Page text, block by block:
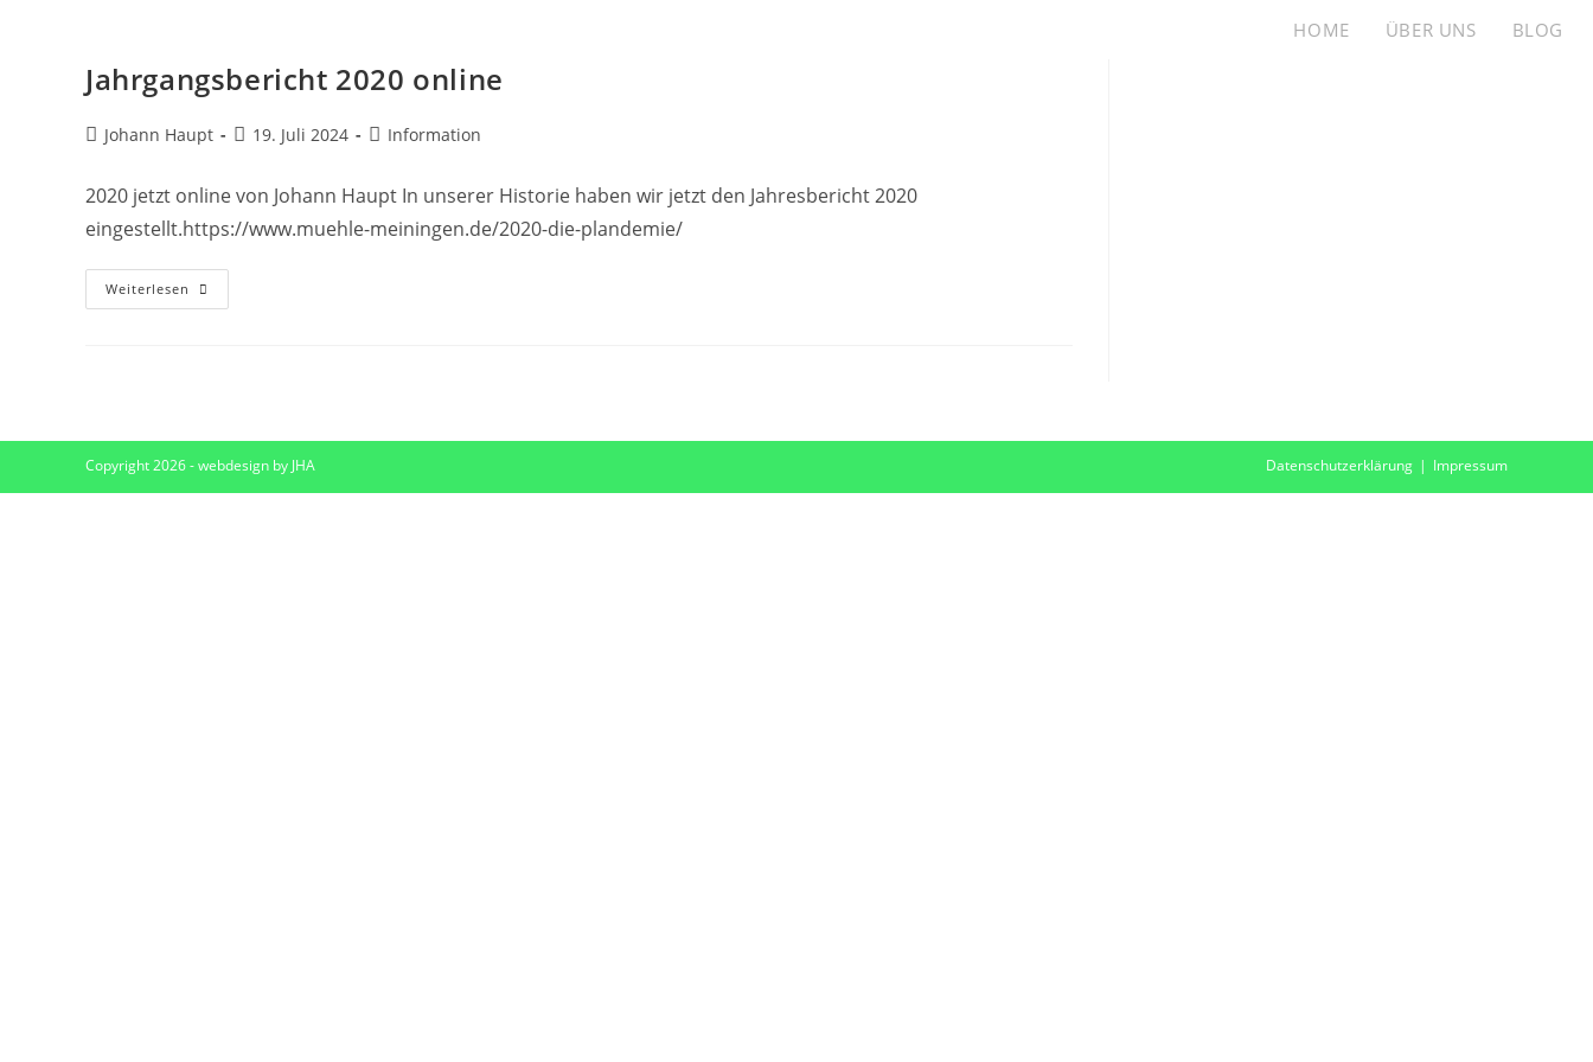
HOME ÜBER UNS BLOG
Jahrgangsbericht 2020 online
Beitrags-
Johann Haupt
Beitrag
19. Juli 2024
Beitrags-
Information
2020 jetzt online von Johann Haupt In unserer Historie haben wir jetzt den Jahresbericht 2020
eingestellt.https://www.muehle-meiningen.de/2020-die-plandemie/
Weiterlesen Jahrgangsbericht
2020
Datenschutzerklärung Impressum
Copyright 2026 - webdesign by JHA